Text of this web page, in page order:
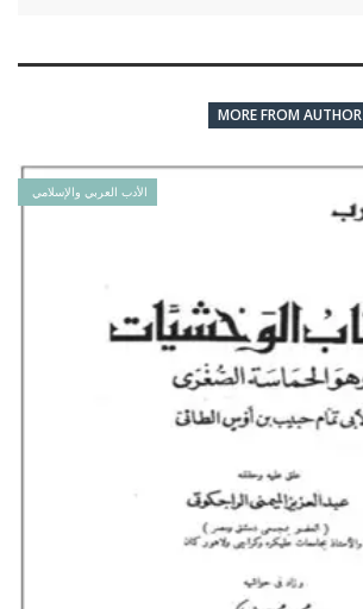
MORE FROM AUTHOR
الأدب العربي والإسلامي